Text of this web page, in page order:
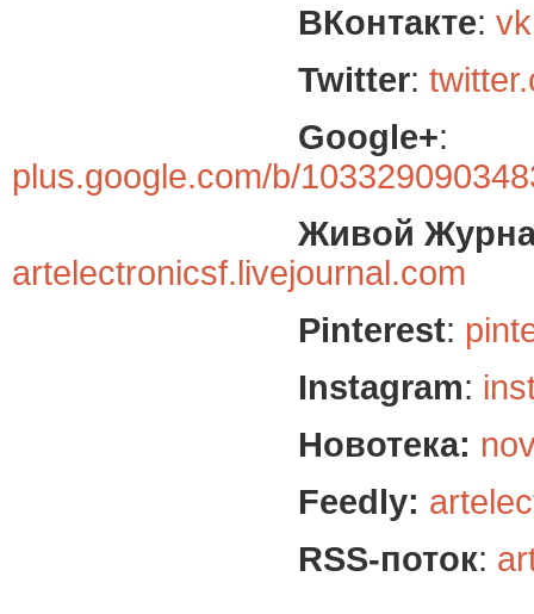
ВКонтакте:
Twitter:
Google+:
plus.google.com/b/
Живой
artelectronicsf.livejournal.com
Pinterest:
Instagram:
Новотека:
Feedly:
RSS-поток: